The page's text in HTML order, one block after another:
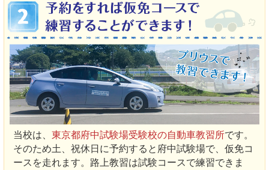
当校は、東京都府中試験場受験校の自動車教習所です。
そのため土、祝休日に予約すると府中試験場で、仮免コ
ースを走れます。路上教習は試験コースで練習できま